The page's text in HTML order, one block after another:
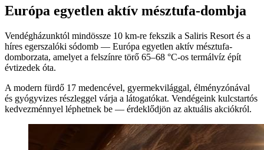
Európa egyetlen aktív mésztufa-dombja
Vendégházunktól mindössze 10 km-re fekszik a Saliris Resort és a
híres egerszalóki sódomb — Európa egyetlen aktív mésztufa-
domborzata, amelyet a felszínre törő 65–68 °C-os termálvíz épít
évtizedek óta.
A modern fürdő 17 medencével, gyermekvilággal, élményzónával
és gyógyvizes részleggel várja a látogatókat. Vendégeink kulcstartós
kedvezménnyel léphetnek be — érdeklődjön az aktuális akciókról.